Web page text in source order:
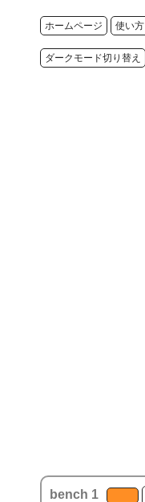
ホームページ 使い方
ダークモード切り替え
bench 1